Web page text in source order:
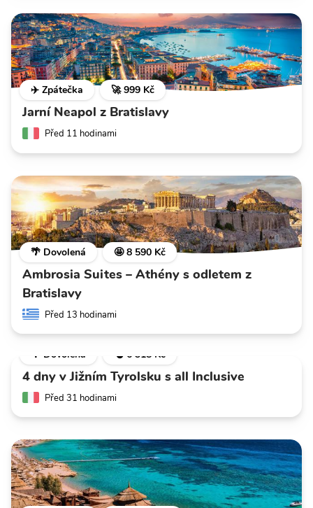
✈️ Zpátečka 🚀 999 Kč
Jarní Neapol z Bratislavy
Před 11 hodinami
🌴 Dovolená 🤩 8 590 Kč
Ambrosia Suites – Athény s odletem z
Bratislavy
Před 13 hodinami
🌴 Dovolená 💣 6 318 Kč
4 dny v Jižním Tyrolsku s all Inclusive
Před 31 hodinami